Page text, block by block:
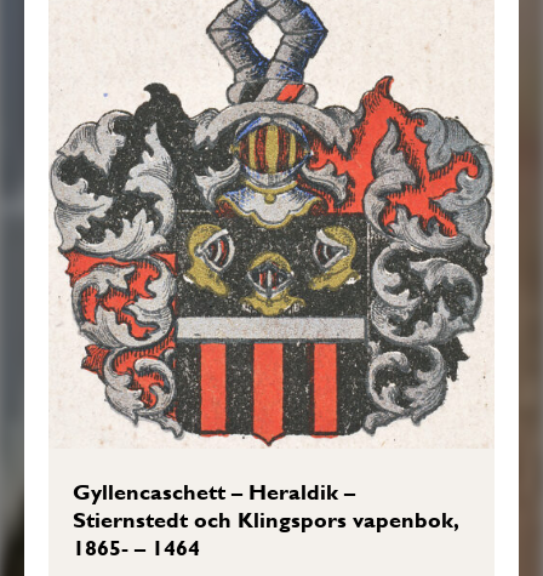
Gyllencaschett – Heraldik –
Stiernstedt och Klingspors vapenbok,
1865- – 1464